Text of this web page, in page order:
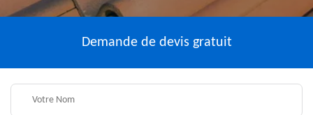
Demande de devis gratuit